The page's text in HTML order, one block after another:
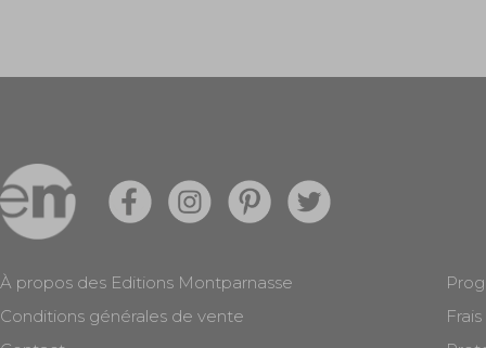
À propos des Editions Montparnasse
Conditions générales de vente